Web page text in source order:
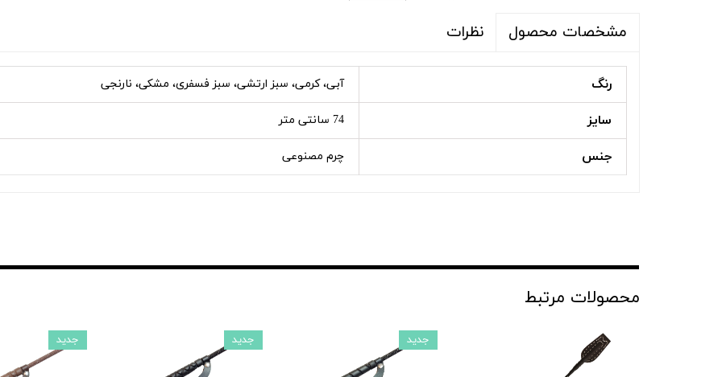
مشخصات محصول نظرات
رنگ آبی، کرمی، سبز ارتشی، سبز فسفری، مشکی، نارنجی
سایز 74 سانتی متر
جنس چرم مصنوعی
محصولات مرتبط
جدید جدید جدید